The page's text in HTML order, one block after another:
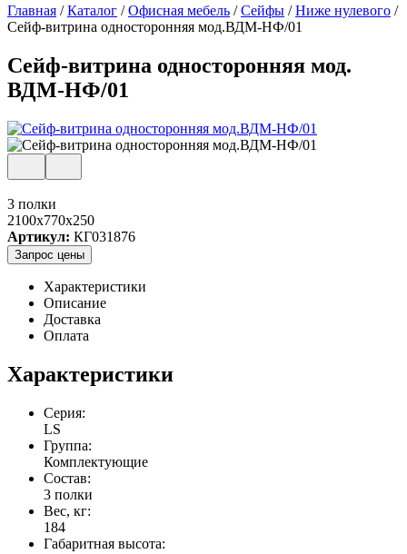
Главная /Каталог /Офисная мебель /Сейфы /Ниже нулевого /
Сейф-витрина односторонняя мод.ВДМ-НФ/01
Сейф-витрина односторонняя мод.
ВДМ-НФ/01
3 полки
2100x770x250
Артикул: КГ031876
Запрос цены
Характеристики
Описание
Доставка
Оплата
Характеристики
Серия:
LS
Группа:
Комплектующие
Состав:
3 полки
Вес, кг:
184
Габаритная высота: